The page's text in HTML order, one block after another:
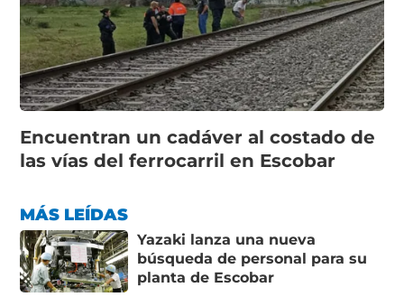
Encuentran un cadáver al costado de
las vías del ferrocarril en Escobar
MÁS LEÍDAS
Yazaki lanza una nueva
búsqueda de personal para su
planta de Escobar